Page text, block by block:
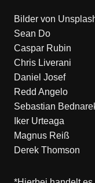
Bilder von
Sean Do
Caspar Rubin
Chris Liverani
Daniel Josef
Redd Angelo
Sebastian
Iker Urteaga
Magnus Reiß
Derek Thomson